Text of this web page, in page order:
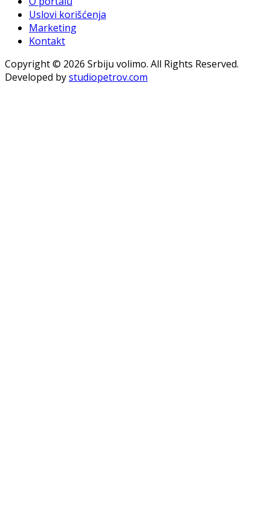
Uslovi korišćenja
Marketing
Kontakt
Copyright © 2026 Srbiju volimo. All Rights Reserved.
Developed bystudiopetrov.com